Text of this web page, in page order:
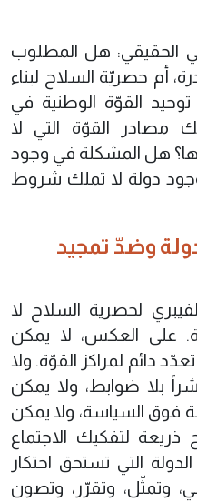
الحقيقي: هل المطلوب
أم حصريّة السلاح لبناء
القوّة الوطنية في
مصادر القوّة التي لا
هل المشكلة في وجود
وجود دولة لا تملك شروط
وضدّ تمجيد
لحصرية السلاح لا
على العكس، لا يمكن
دائم لمراكز القوّة. ولا
بلا ضوابط، ولا يمكن
فوق السياسة، ولا يمكن
لتفكيك الاجتماع
التي تستحق احتكار
وتمثّل، وتقرّر، وتصون